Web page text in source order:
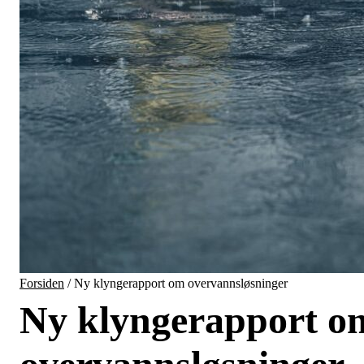
Forsiden /Ny klyngerapport om overvannsløsninger
Ny klyngerapport